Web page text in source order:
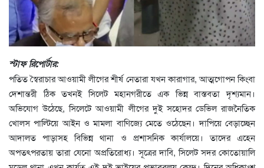
স্টাফ রিপোর্টার:
পতিত স্বৈরাচার আওয়ামী লীগের শীর্ষ নেতারা যখন কারাগার, আত্মগোপন কিংবা
দেশান্তরী ঠিক তখনই সিলেট মহানগরীতে এক ভিন্ন বাস্তবতা দৃশ্যমান।
অভিযোগ উঠেছে, সিলেটে আওয়ামী লীগের দুই সহোদর ডেভিল রাজনৈতিক
খোলস পাল্টিয়ে আইন ও মামলা বাণিজ্যে মেতে ওঠেছেন। দাপিয়ে বেড়াচ্ছেন
আদালত পাড়াসহ বিভিন্ন থানা ও প্রশাসনিক কার্যালয়ে। তাদের এহেন
অপতৎপরতায় তারা যেনো অপ্রতিরোধ্য। সূত্রের দাবি, সিলেট সদর কোতোয়ালি